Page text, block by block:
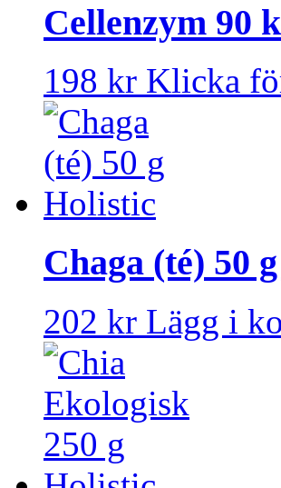
Cellenzym 90
198 kr Klicka
Chaga (té) 50
202 kr Lägg i